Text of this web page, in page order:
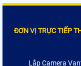
ĐƠN VỊ TRỰC TIẾP
Lắp Camera